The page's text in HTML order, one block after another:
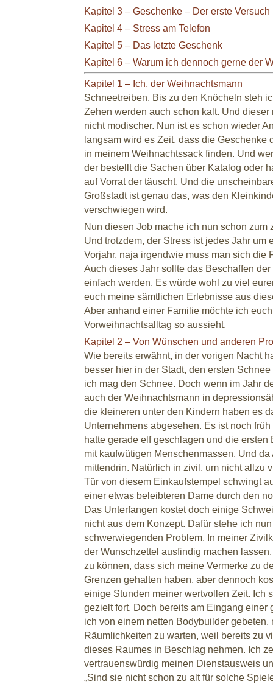
Kapitel 3 – Geschenke – Der erste Versuch
Kapitel 4 – Stress am Telefon
Kapitel 5 – Das letzte Geschenk
Kapitel 6 – Warum ich dennoch gerne der
Kapitel 1 – Ich, der Weihnachtsmann
Schneetreiben. Bis zu den Knöcheln steh
Zehen werden auch schon kalt. Und
nicht modischer. Nun ist es schon wieder
langsam wird es Zeit, dass die Geschenke
in meinem Weihnachtssack finden. Und
der bestellt die Sachen über Katalog oder
auf Vorrat der täuscht. Und die
Großstadt ist genau das, was den
verschwiegen wird.
Nun diesen Job mache ich nun schon zum
Und trotzdem, der Stress ist jedes Jahr um
Vorjahr, naja irgendwie muss man sich die
Auch dieses Jahr sollte das Beschaffen
einfach werden. Es würde wohl zu viel
euch meine sämtlichen Erlebnisse aus
Aber anhand einer Familie möchte ich
Vorweihnachtsalltag so aussieht.
Kapitel 2 – Von Wünschen und anderen
Wie bereits erwähnt, in der vorigen Nacht
besser hier in der Stadt, den ersten
ich mag den Schnee. Doch wenn im Jahr
auch der Weihnachtsmann in
die kleineren unter den Kindern haben es
Unternehmens abgesehen. Es ist noch
hatte gerade elf geschlagen und die
mit kaufwütigen Menschenmassen. Und
mittendrin. Natürlich in zivil, um nicht allzu
Tür von diesem Einkaufstempel schwingt
einer etwas beleibteren Dame durch den
Das Unterfangen kostet doch einige
nicht aus dem Konzept. Dafür stehe ich
schwerwiegenden Problem. In meiner
der Wunschzettel ausfindig machen
zu können, dass sich meine Vermerke zu
Grenzen gehalten haben, aber dennoch
einige Stunden meiner wertvollen Zeit. Ich
gezielt fort. Doch bereits am Eingang einer
ich von einem netten Bodybuilder gebeten,
Räumlichkeiten zu warten, weil bereits zu
dieses Raumes in Beschlag nehmen. Ich
vertrauenswürdig meinen Dienstausweis
„Sind sie nicht schon zu alt für solche